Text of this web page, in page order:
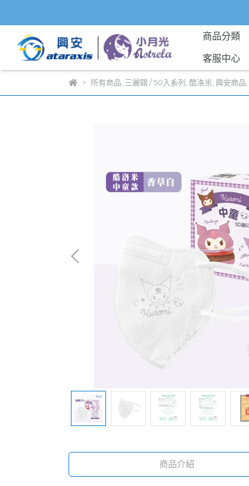
商品分類
客服中心
所有商品 三麗鷗 / 50入系列 酷洛米 興安商品
商品介紹